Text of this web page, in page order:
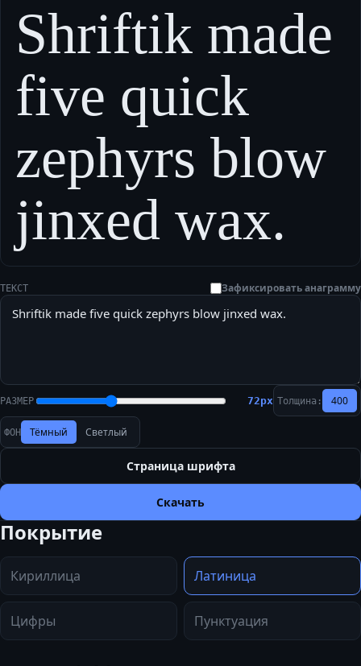
Shriftik made
five quick
zephyrs blow
jinxed wax.
ТЕКСТ Зафиксировать анаграмму
РАЗМЕР 72px Толщина: 400
ФОН Тёмный Светлый
Страница шрифта
Скачать
Покрытие
Кириллица Латиница
Цифры Пунктуация